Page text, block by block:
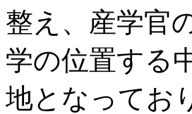
整え、産学官
学の位置する
地となってお